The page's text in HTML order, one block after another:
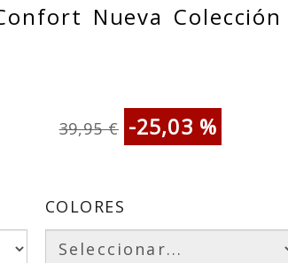
Nueva Colección
39,95 € -25,03 %
COLORES